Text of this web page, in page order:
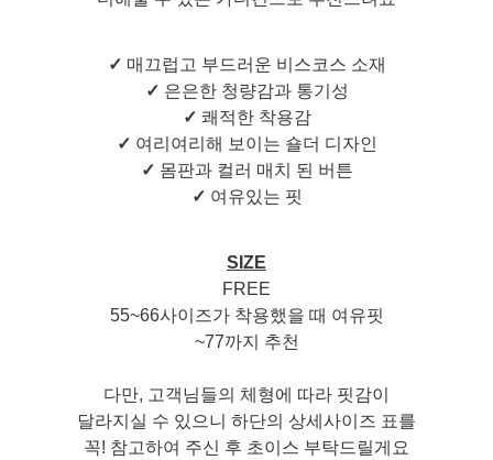
✓ 매끄럽고 부드러운 비스코스 소재
✓ 은은한 청량감과 통기성
✓ 쾌적한 착용감
✓ 여리여리해 보이는 숄더 디자인
✓ 몸판과 컬러 매치 된 버튼
✓ 여유있는 핏
SIZE
FREE
55~66사이즈가 착용했을 때 여유핏
~77까지 추천
다만, 고객님들의 체형에 따라 핏감이
달라지실 수 있으니 하단의 상세사이즈 표를
꼭! 참고하여 주신 후 초이스 부탁드릴게요